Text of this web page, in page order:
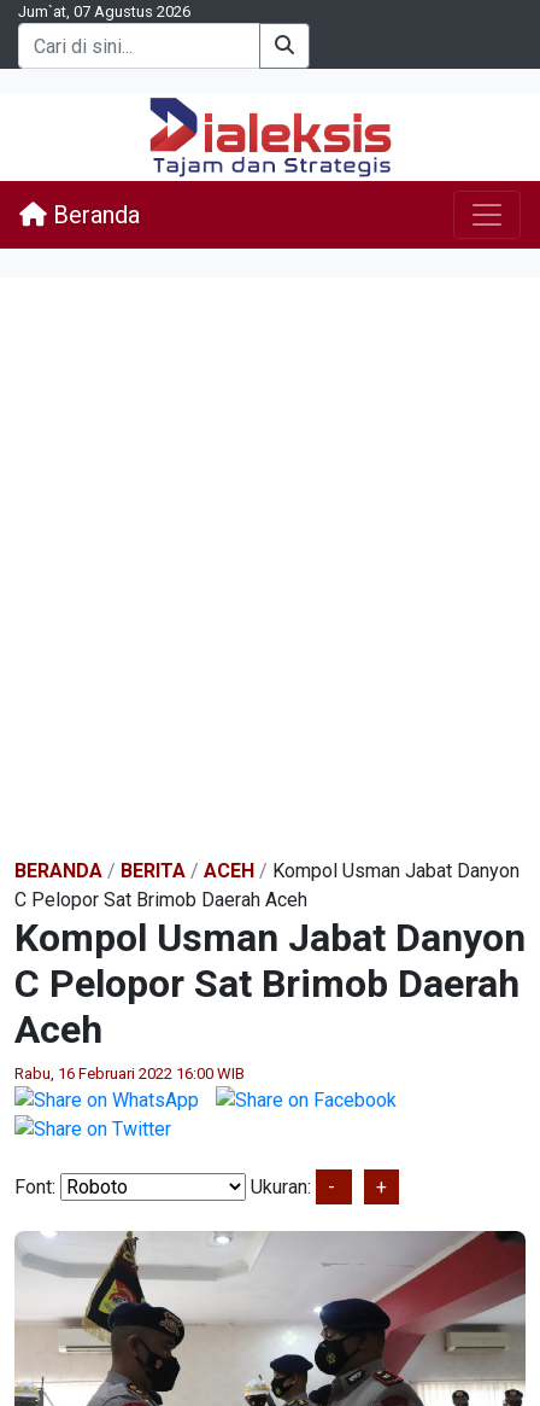
Jum`at, 07 Agustus 2026
Beranda
BERANDA / BERITA / ACEH / Kompol Usman Jabat Danyon
C Pelopor Sat Brimob Daerah Aceh
Kompol Usman Jabat Danyon
C Pelopor Sat Brimob Daerah
Aceh
Rabu, 16 Februari 2022 16:00 WIB
Font: Ukuran: - +